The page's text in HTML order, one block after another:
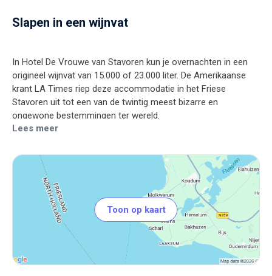
Slapen in een wijnvat
In Hotel De Vrouwe van Stavoren kun je overnachten in een
origineel wijnvat van 15.000 of 23.000 liter. De Amerikaanse
krant LA Times riep deze accommodatie in het Friese
Stavoren uit tot een van de twintig meest bizarre en
Lees meer
Toon op kaart